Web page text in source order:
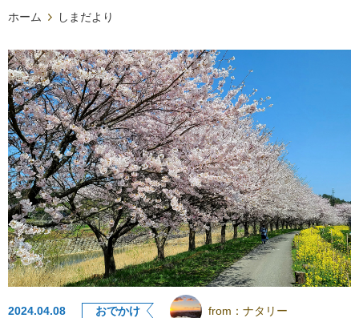
ホーム しまだより
2024.04.08 おでかけ from： ナタリー